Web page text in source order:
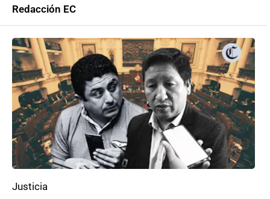
Redacción EC
Justicia